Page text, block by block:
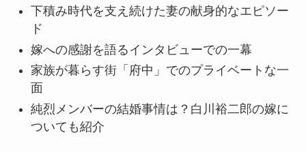
下積み時代を支え続けた妻の献身的なエピソー
ド
嫁への感謝を語るインタビューでの一幕
家族が暮らす街「府中」でのプライベートな一
面
純烈メンバーの結婚事情は？白川裕二郎の嫁に
ついても紹介